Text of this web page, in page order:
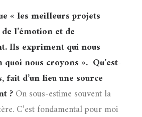
« les meilleurs projets
l’émotion et de
Ils expriment qui nous
quoi nous croyons ». Qu’est-
fait d’un lieu une source
?On sous-estime souvent la
C’est fondamental pour moi